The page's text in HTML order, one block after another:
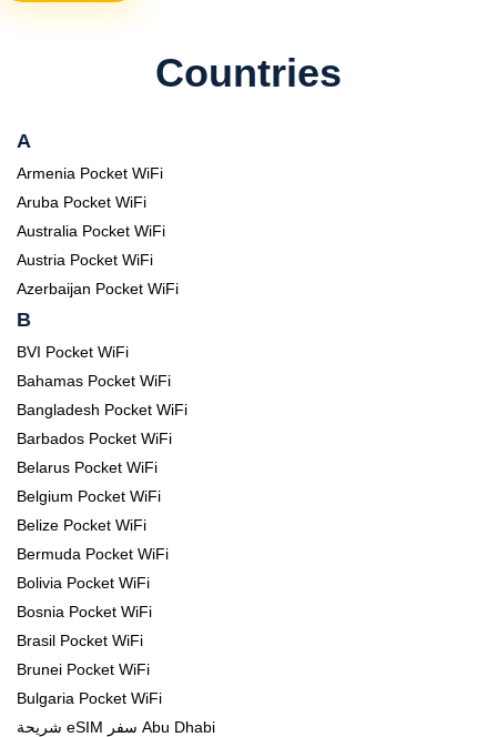
Countries
A
Armenia Pocket WiFi
Aruba Pocket WiFi
Australia Pocket WiFi
Austria Pocket WiFi
Azerbaijan Pocket WiFi
B
BVI Pocket WiFi
Bahamas Pocket WiFi
Bangladesh Pocket WiFi
Barbados Pocket WiFi
Belarus Pocket WiFi
Belgium Pocket WiFi
Belize Pocket WiFi
Bermuda Pocket WiFi
Bolivia Pocket WiFi
Bosnia Pocket WiFi
Brasil Pocket WiFi
Brunei Pocket WiFi
Bulgaria Pocket WiFi
شريحة eSIM سفر Abu Dhabi